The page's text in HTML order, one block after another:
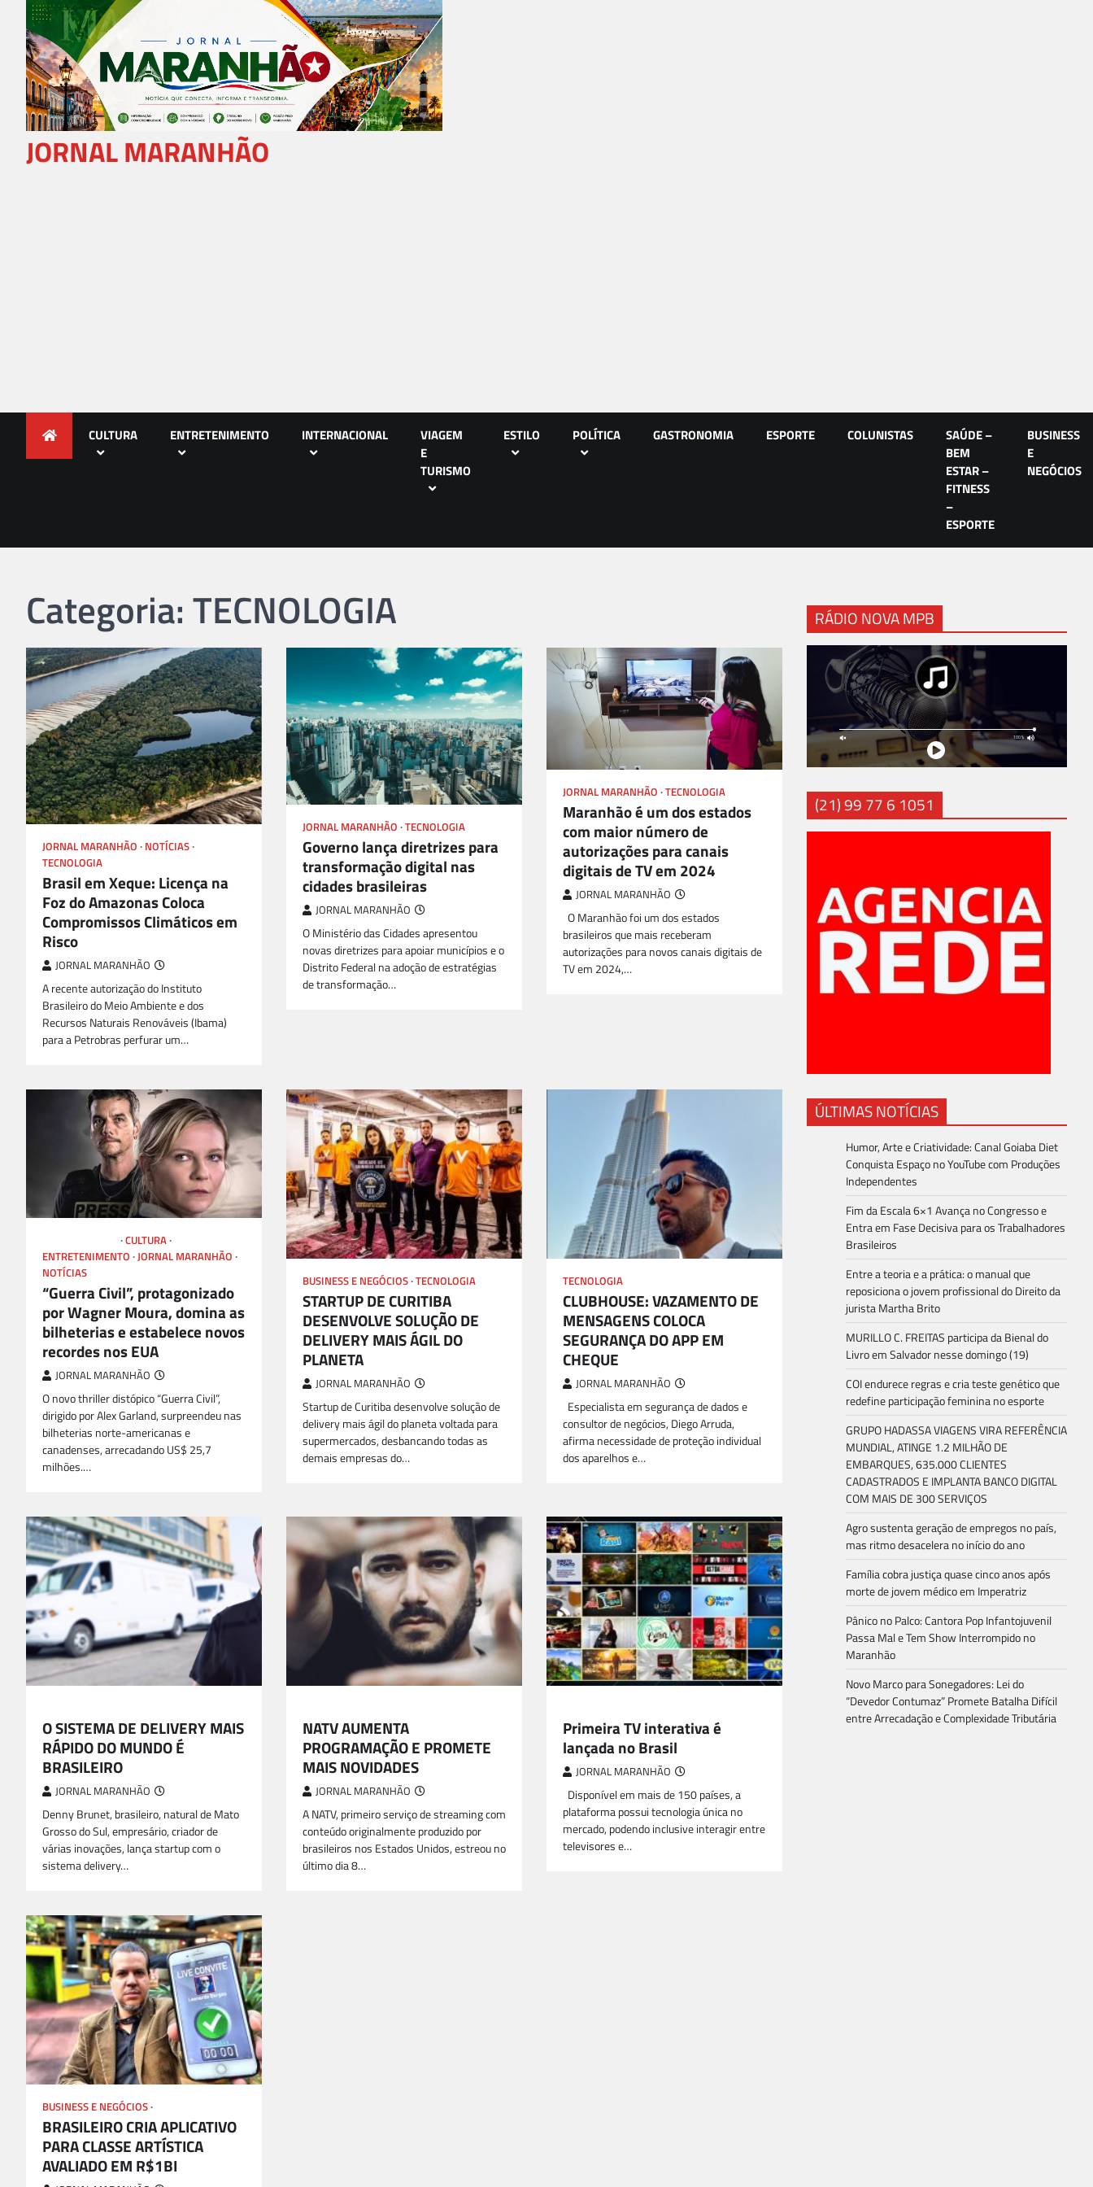
content
JORNAL MARANHÃO
CULTURA ENTRETENIMENTO INTERNACIONAL
VIAGEM
E
TURISMO
ESTILO POLÍTICA GASTRONOMIA ESPORTE COLUNISTAS
SAÚDE –
BEM
ESTAR –
FITNESS
–
ESPORTE
BUSINESS
E
NEGÓCIOS
Categoria: TECNOLOGIA
JORNAL MARANHÃO NOTÍCIAS
TECNOLOGIA
Brasil em Xeque: Licença na
Foz do Amazonas Coloca
Compromissos Climáticos em
Risco
JORNAL MARANHÃO
A recente autorização do Instituto
Brasileiro do Meio Ambiente e dos
Recursos Naturais Renováveis (Ibama)
para a Petrobras perfurar um…
JORNAL MARANHÃO TECNOLOGIA
Governo lança diretrizes para
transformação digital nas
cidades brasileiras
JORNAL MARANHÃO
O Ministério das Cidades apresentou
novas diretrizes para apoiar municípios e o
Distrito Federal na adoção de estratégias
de transformação…
JORNAL MARANHÃO TECNOLOGIA
Maranhão é um dos estados
com maior número de
autorizações para canais
digitais de TV em 2024
JORNAL MARANHÃO
O Maranhão foi um dos estados
brasileiros que mais receberam
autorizações para novos canais digitais de
TV em 2024,…
CULTURA
ENTRETENIMENTO JORNAL MARANHÃO
NOTÍCIAS
“Guerra Civil”, protagonizado
por Wagner Moura, domina as
bilheterias e estabelece novos
recordes nos EUA
JORNAL MARANHÃO
O novo thriller distópico “Guerra Civil”,
dirigido por Alex Garland, surpreendeu nas
bilheterias norte-americanas e
canadenses, arrecadando US$ 25,7
milhões.…
BUSINESS E NEGÓCIOS TECNOLOGIA
STARTUP DE CURITIBA
DESENVOLVE SOLUÇÃO DE
DELIVERY MAIS ÁGIL DO
PLANETA
JORNAL MARANHÃO
Startup de Curitiba desenvolve solução de
delivery mais ágil do planeta voltada para
supermercados, desbancando todas as
demais empresas do…
TECNOLOGIA
CLUBHOUSE: VAZAMENTO DE
MENSAGENS COLOCA
SEGURANÇA DO APP EM
CHEQUE
JORNAL MARANHÃO
Especialista em segurança de dados e
consultor de negócios, Diego Arruda,
afirma necessidade de proteção individual
dos aparelhos e…
O SISTEMA DE DELIVERY MAIS
RÁPIDO DO MUNDO É
BRASILEIRO
JORNAL MARANHÃO
Denny Brunet, brasileiro, natural de Mato
Grosso do Sul, empresário, criador de
várias inovações, lança startup com o
sistema delivery…
NATV AUMENTA
PROGRAMAÇÃO E PROMETE
MAIS NOVIDADES
JORNAL MARANHÃO
A NATV, primeiro serviço de streaming com
conteúdo originalmente produzido por
brasileiros nos Estados Unidos, estreou no
último dia 8…
Primeira TV interativa é
lançada no Brasil
JORNAL MARANHÃO
Disponível em mais de 150 países, a
plataforma possui tecnologia única no
mercado, podendo inclusive interagir entre
televisores e…
BUSINESS E NEGÓCIOS
BRASILEIRO CRIA APLICATIVO
PARA CLASSE ARTÍSTICA
AVALIADO EM R$1BI
RÁDIO NOVA MPB
(21) 99 77 6 1051
ÚLTIMAS NOTÍCIAS
Humor, Arte e Criatividade: Canal Goiaba Diet
Conquista Espaço no YouTube com Produções
Independentes
Fim da Escala 6×1 Avança no Congresso e
Entra em Fase Decisiva para os Trabalhadores
Brasileiros
Entre a teoria e a prática: o manual que
reposiciona o jovem profissional do Direito da
jurista Martha Brito
MURILLO C. FREITAS participa da Bienal do
Livro em Salvador nesse domingo (19)
COI endurece regras e cria teste genético que
redefine participação feminina no esporte
GRUPO HADASSA VIAGENS VIRA REFERÊNCIA
MUNDIAL, ATINGE 1.2 MILHÃO DE
EMBARQUES, 635.000 CLIENTES
CADASTRADOS E IMPLANTA BANCO DIGITAL
COM MAIS DE 300 SERVIÇOS
Agro sustenta geração de empregos no país,
mas ritmo desacelera no início do ano
Família cobra justiça quase cinco anos após
morte de jovem médico em Imperatriz
Pânico no Palco: Cantora Pop Infantojuvenil
Passa Mal e Tem Show Interrompido no
Maranhão
Novo Marco para Sonegadores: Lei do
“Devedor Contumaz” Promete Batalha Difícil
entre Arrecadação e Complexidade Tributária